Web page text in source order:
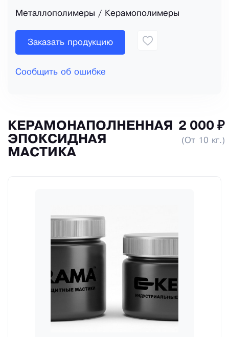
Металлополимеры / Керамополимеры
Заказать продукцию
Сообщить об ошибке
КЕРАМОНАПОЛНЕННАЯ
ЭПОКСИДНАЯ
МАСТИКА
2 000 ₽
(От 10 кг.)